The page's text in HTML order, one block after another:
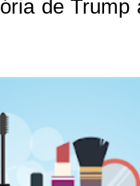
de Trump